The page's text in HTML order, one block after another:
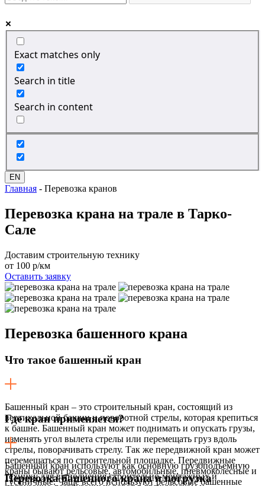
Exact matches only
Search in title
Search in content
EN
Главная - Перевозка кранов
Перевозка крана на трале в Тарко-
Сале
Доставим строительную технику
от 100 р/км
Оставить заявку
Перевозка башенного крана
Что такое башенный кран
Башенный кран – это строительный кран, состоящий из
вертикальной башни и поворотной стрелы, которая крепиться
к башне. Башенный кран может поднимать и опускать грузы,
изменять угол вылета стрелы или перемещать груз вдоль
стрелы, поворачивать стрелу. Так же передвижной кран может
перемещаться по строительной площадке. Передвижные
краны бывают рельсовые, автомобильные, пневмоколесные и
гусеничные. Чаще всего используют рельсовые башенные
Где кран применяется?
Башенный кран используют как основную грузоподъемную
технику для выполнения строительно-монтажных и
Перевозка башенного крана и погрузка